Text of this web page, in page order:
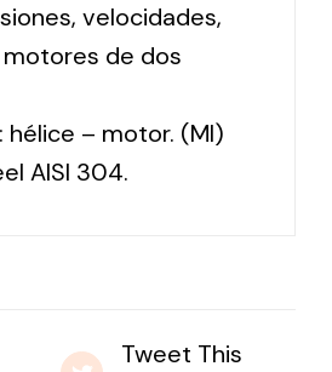
velocidades,
de dos
hélice – motor. (MI)
AISI 304.
Tweet This